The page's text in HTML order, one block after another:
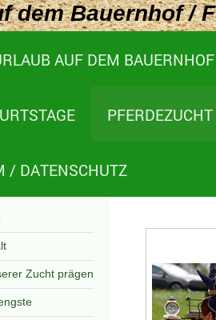
dem Bauernhof /
AUF DEM BAUERNHOF
/ DATENSCHUTZ
Zucht prägen